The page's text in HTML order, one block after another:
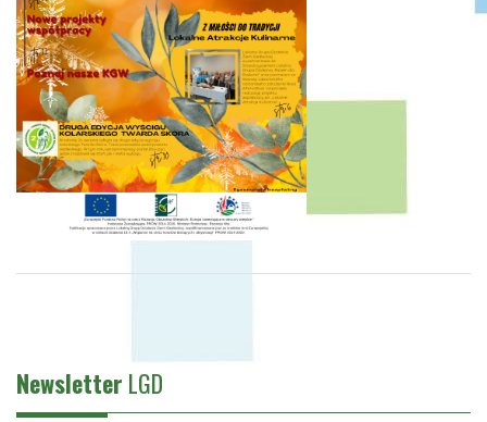
Newsletter LGD